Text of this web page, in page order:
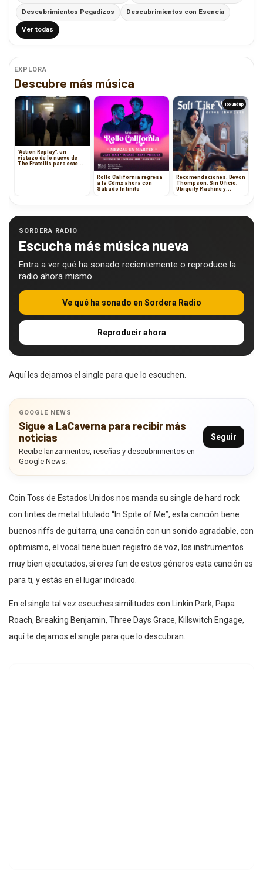
Descubrimientos Pegadizos Descubrimientos con Esencia
Ver todas
EXPLORA
Descubre más música
“Action Replay”, un
vistazo de lo nuevo de
The Fratellis para este
Rollo California regresa
a la Cdmx ahora con
Sábado Infinito
Roundup
Recomendaciones: Devon
Thompson, Sin Oficio,
Ubiquity Machine y
SORDERA RADIO
Escucha más música nueva
Entra a ver qué ha sonado recientemente o reproduce la
radio ahora mismo.
Ve qué ha sonado en Sordera Radio
Reproducir ahora
Aquí les dejamos el single para que lo escuchen.
GOOGLE NEWS
Sigue a LaCaverna para recibir más
noticias
Recibe lanzamientos, reseñas y descubrimientos en
Google News.
Seguir
Coin Toss de Estados Unidos nos manda su single de hard rock
con tintes de metal titulado “In Spite of Me”, esta canción tiene
buenos riffs de guitarra, una canción con un sonido agradable, con
optimismo, el vocal tiene buen registro de voz, los instrumentos
muy bien ejecutados, si eres fan de estos géneros esta canción es
para ti, y estás en el lugar indicado.
En el single tal vez escuches similitudes con Linkin Park, Papa
Roach, Breaking Benjamin, Three Days Grace, Killswitch Engage,
aquí te dejamos el single para que lo descubran.